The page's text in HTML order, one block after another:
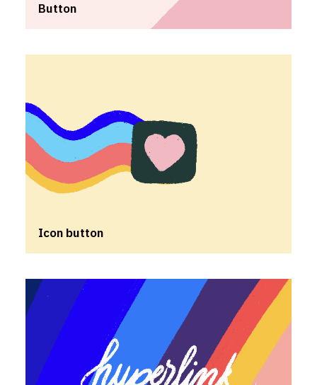
Button
Icon button